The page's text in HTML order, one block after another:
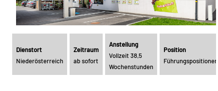
Dienstort
Niederösterreich
Zeitraum
ab sofort
Anstellung
Vollzeit 38,5
Wochenstunden
Position
Führungspositionen